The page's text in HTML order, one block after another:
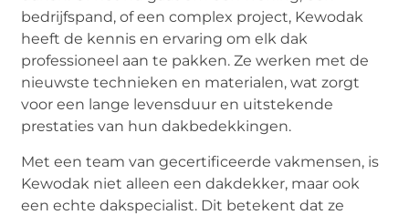
bedrijfspand, of een complex project, Kewodak
heeft de kennis en ervaring om elk dak
professioneel aan te pakken. Ze werken met de
nieuwste technieken en materialen, wat zorgt
voor een lange levensduur en uitstekende
prestaties van hun dakbedekkingen.
Met een team van gecertificeerde vakmensen, is
Kewodak niet alleen een dakdekker, maar ook
een echte dakspecialist. Dit betekent dat ze